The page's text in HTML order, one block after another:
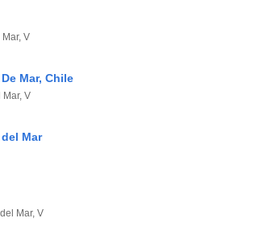
V
Mar, Chile
V
Mar
Mar, V